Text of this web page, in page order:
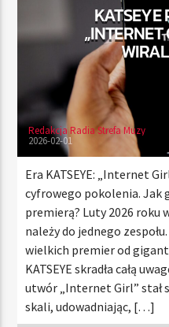
KATSEYE
Redakcja Radia Strefa Muzy
2026-02-01
Era KATSEYE: „Internet
cyfrowego pokolenia. Jak
premierą? Luty 2026 roku
należy do jednego
wielkich premier od
KATSEYE skradła całą
utwór „Internet Girl” stał
skali, udowadniając, […]